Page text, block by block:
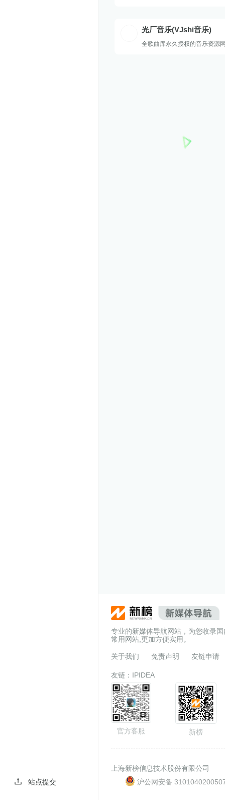
站点提交
光厂音乐(VJshi音乐)
全歌曲库永久授权的音乐资源
专业的新媒体导航网站，为您收录
常用网站,更加方便实用。
关于我们 免责声明 友链申请
友链： IPIDEA
官方客服 新榜
上海新榜信息技术股份有限公司
沪公网安备